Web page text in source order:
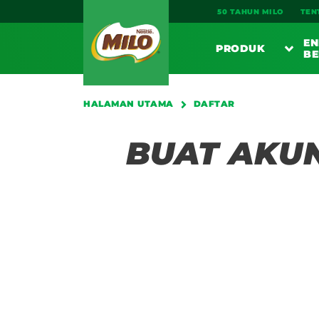
50 TAHUN MILO
PRODUK
Daftar
HALAMAN UTAMA DAFTAR
BUAT